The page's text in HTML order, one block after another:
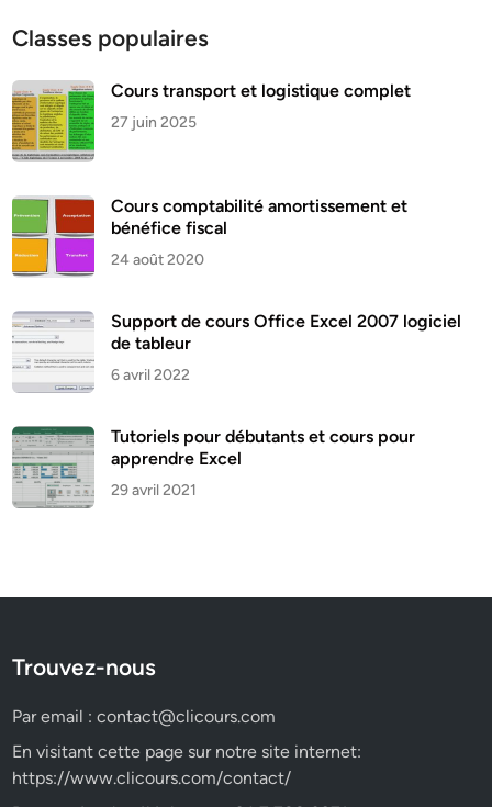
Classes populaires
Cours transport et logistique complet
27 juin 2025
Cours comptabilité amortissement et
bénéfice fiscal
24 août 2020
Support de cours Office Excel 2007 logiciel
de tableur
6 avril 2022
Tutoriels pour débutants et cours pour
apprendre Excel
29 avril 2021
Trouvez-nous
Par email :contact@clicours.com
En visitant cette page sur notre site internet:
https://www.clicours.com/contact/